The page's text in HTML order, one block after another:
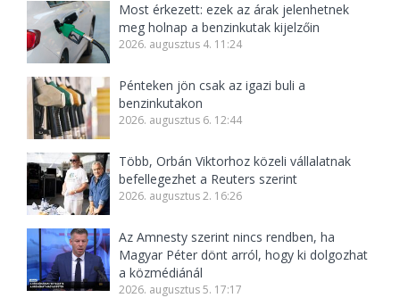
Most érkezett: ezek az árak jelenhetnek
meg holnap a benzinkutak kijelzőin
2026. augusztus 4. 11:24
Pénteken jön csak az igazi buli a
benzinkutakon
2026. augusztus 6. 12:44
Több, Orbán Viktorhoz közeli vállalatnak
befellegezhet a Reuters szerint
2026. augusztus 2. 16:26
Az Amnesty szerint nincs rendben, ha
Magyar Péter dönt arról, hogy ki dolgozhat
a közmédiánál
2026. augusztus 5. 17:17